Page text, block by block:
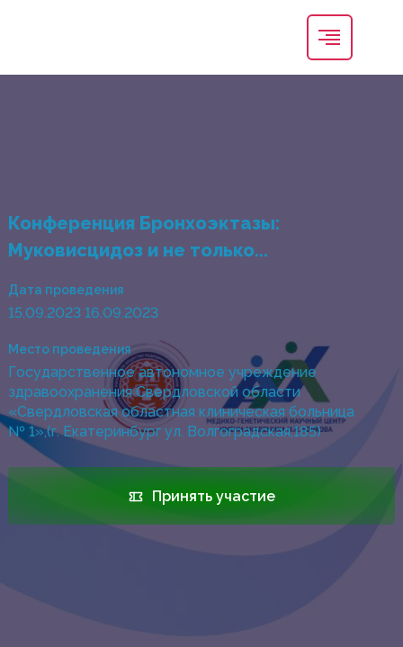
Конференция Бронхоэктазы:
Муковисцидоз и не только...
Дата проведения
15.09.2023 16.09.2023
Место проведения
Государственное автономное учреждение
здравоохранения Свердловской области
«Свердловская областная клиническая больница
№ 1»,(г. Екатеринбург ул. Волгоградская,185)
Принять участие